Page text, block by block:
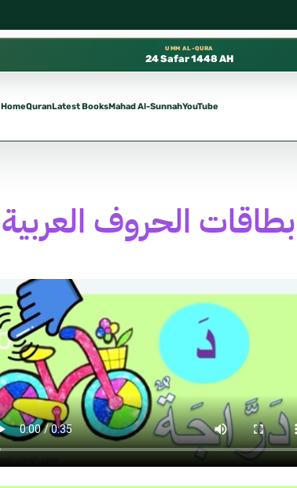
UMM AL-QURA
24 Safar 1448 AH
HomeQuranLatest BooksMahad Al-SunnahYouTube
بطاقات الحروف العربية